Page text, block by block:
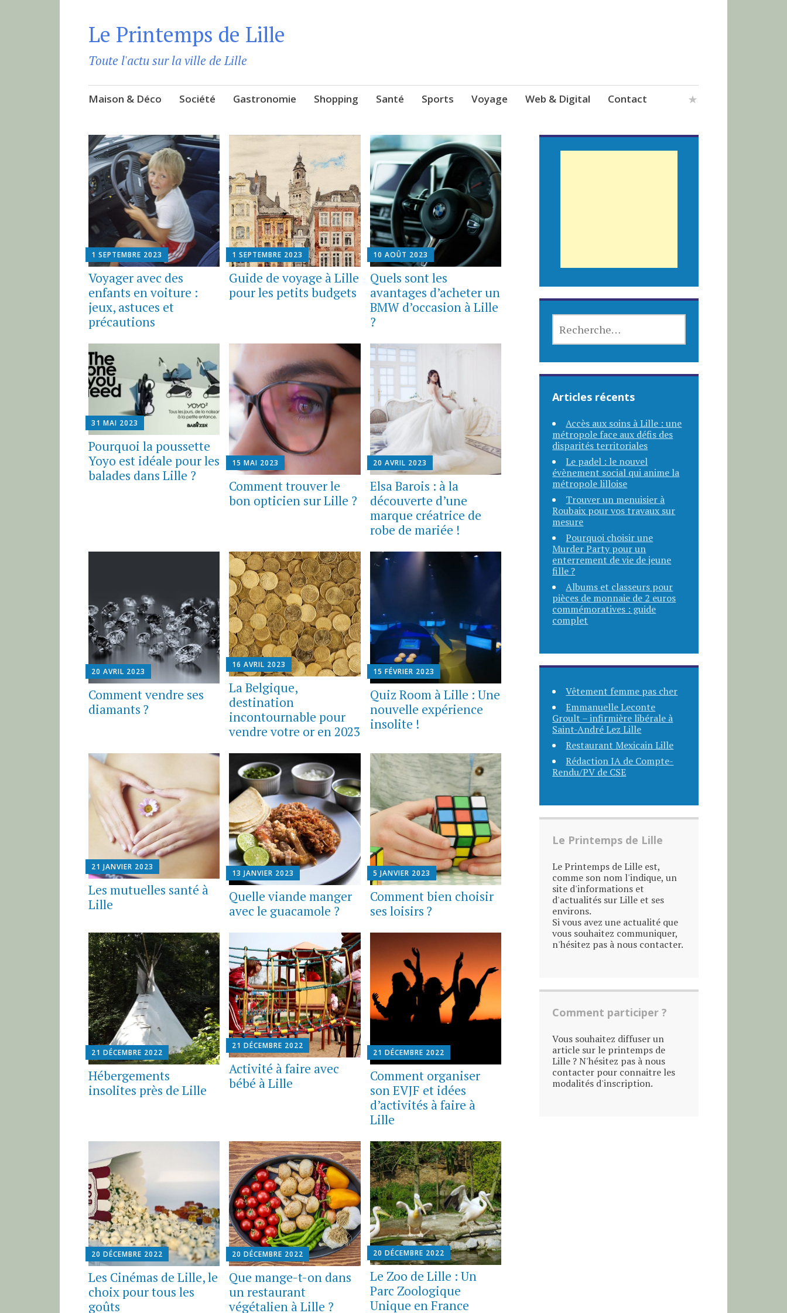
Le Printemps de Lille
Toute l'actu sur la ville de Lille
Aller
principal
Maison & Déco Société Gastronomie Shopping Santé Sports Voyage Web & Digital Contact
1 SEPTEMBRE 2023
Voyager avec des
enfants en voiture :
jeux, astuces et
précautions
1 SEPTEMBRE 2023
Guide de voyage à Lille
pour les petits budgets
10 AOÛT 2023
Quels sont les
avantages d’acheter un
BMW d’occasion à Lille
?
31 MAI 2023
Pourquoi la poussette
Yoyo est idéale pour les
balades dans Lille ?
15 MAI 2023
Comment trouver le
bon opticien sur Lille ?
20 AVRIL 2023
Elsa Barois : à la
découverte d’une
marque créatrice de
robe de mariée !
20 AVRIL 2023
Comment vendre ses
diamants ?
16 AVRIL 2023
La Belgique,
destination
incontournable pour
vendre votre or en 2023
15 FÉVRIER 2023
Quiz Room à Lille : Une
nouvelle expérience
insolite !
21 JANVIER 2023
Les mutuelles santé à
Lille
13 JANVIER 2023
Quelle viande manger
avec le guacamole ?
5 JANVIER 2023
Comment bien choisir
ses loisirs ?
21 DÉCEMBRE 2022
Hébergements
insolites près de Lille
21 DÉCEMBRE 2022
Activité à faire avec
bébé à Lille
21 DÉCEMBRE 2022
Comment organiser
son EVJF et idées
d’activités à faire à
Lille
20 DÉCEMBRE 2022
Les Cinémas de Lille, le
choix pour tous les
goûts
20 DÉCEMBRE 2022
Que mange-t-on dans
un restaurant
végétalien à Lille ?
20 DÉCEMBRE 2022
Le Zoo de Lille : Un
Parc Zoologique
Unique en France
Articles récents
Accès aux soins à Lille : une
métropole face aux défis des
disparités territoriales
Le padel : le nouvel
évènement social qui anime la
métropole lilloise
Trouver un menuisier à
Roubaix pour vos travaux sur
mesure
Pourquoi choisir une
Murder Party pour un
enterrement de vie de jeune
fille ?
Albums et classeurs pour
pièces de monnaie de 2 euros
commémoratives : guide
complet
Vêtement femme pas cher
Emmanuelle Leconte
Groult – infirmière libérale à
Saint-André Lez Lille
Restaurant Mexicain Lille
Rédaction IA de Compte-
Rendu/PV de CSE
Le Printemps de Lille
Le Printemps de Lille est,
comme son nom l'indique, un
site d'informations et
d'actualités sur Lille et ses
environs.
Si vous avez une actualité que
vous souhaitez communiquer,
n'hésitez pas à nous contacter.
Comment participer ?
Vous souhaitez diffuser un
article sur le printemps de
Lille ? N'hésitez pas à nous
contacter pour connaitre les
modalités d'inscription.